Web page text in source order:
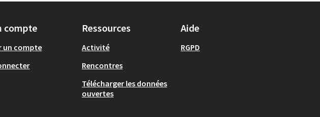
compte
un compte
Ressources
Activité
Rencontres
Télécharger les données
ouvertes
Aide
RGPD